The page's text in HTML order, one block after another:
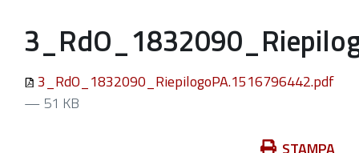
3_RdO_1832090_RiepilogoPA.1516796442.pdf
— 51 KB
STAMPA